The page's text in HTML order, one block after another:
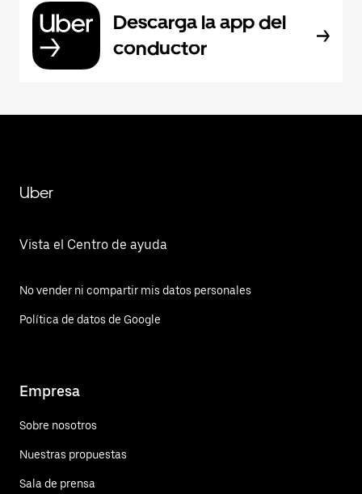
Descarga la app del
conductor
Uber
Vista el Centro de ayuda
No vender ni compartir mis datos personales
Política de datos de Google
Empresa
Sobre nosotros
Nuestras propuestas
Sala de prensa